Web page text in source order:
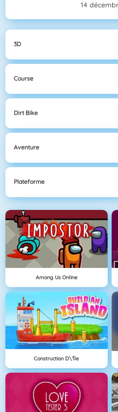
14
3D
Course
Dirt Bike
Aventure
Plateforme
Among Us Online
Construction D\'île